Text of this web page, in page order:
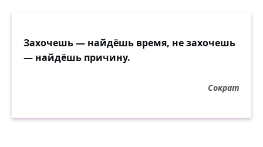
Захочешь — найдёшь время, не захочешь
— найдёшь причину.
Сократ